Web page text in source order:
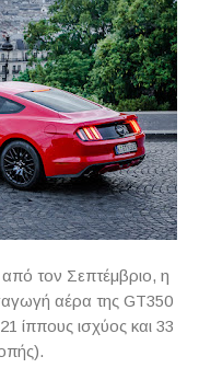
από τον Σεπτέμβριο, η
αέρα της GT350
ίππους ισχύος και 33